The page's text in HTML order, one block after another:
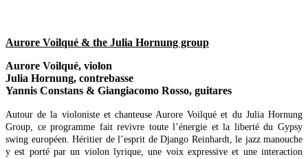
Aurore Voilqué & the Julia Hornung group
Aurore Voilqué, violon
Julia Hornung, contrebasse
Yannis Constans & Giangiacomo Rosso, guitares
Autour de la violoniste et chanteuse Aurore Voilqué et du Julia Hornung
Group, ce programme fait revivre toute l’énergie et la liberté du Gypsy
swing européen. Héritier de l’esprit de Django Reinhardt, le jazz manouche
y est porté par un violon lyrique, une voix expressive et une interaction